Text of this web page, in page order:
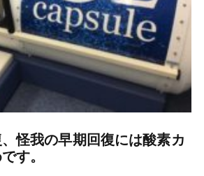
怪我の早期回復には酸素カ
す。